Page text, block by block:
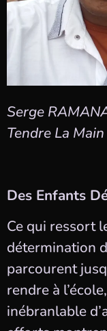
Serge
Tendre La
Des Enfants
Ce qui ressort
détermination
parcourent
rendre à
inébranlable